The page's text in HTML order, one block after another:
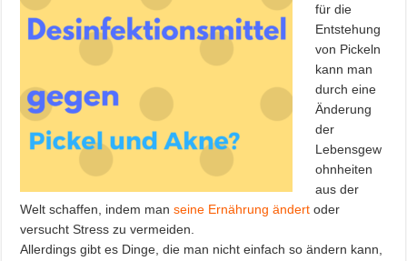
für die
Entstehung
von Pickeln
kann man
durch eine
Änderung
der
Lebensgew
ohnheiten
aus der
Welt schaffen, indem manseine Ernährung ändert oder
versucht Stress zu vermeiden.
Allerdings gibt es Dinge, die man nicht einfach so ändern kann,